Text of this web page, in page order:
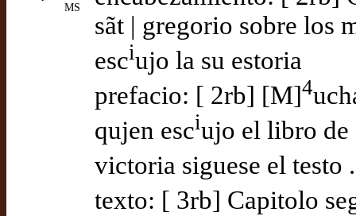
MS
sãt | gregorio sobre los
esciujo la su estoria
prefacio: [ 2rb] [M]4
qujen esciujo el libro
victoria siguese el
texto: [ 3rb] Capitolo